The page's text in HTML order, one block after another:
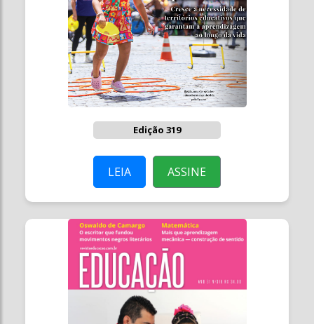
Edição 319
LEIA ASSINE